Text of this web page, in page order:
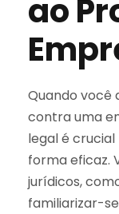
ao
Quando você
contra uma
legal é
forma eficaz.
jurídicos,
familiarizar-